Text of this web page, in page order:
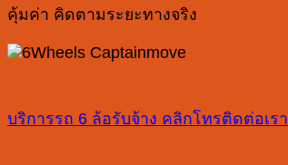
คุ้มค่า คิดตามระยะทางจริง
บริการรถ 6 ล้อรับจ้าง คลิกโทรติดต่อเรา